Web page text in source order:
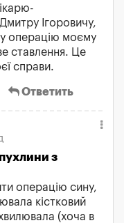
Ігоровичу,
операцію моєму
ставлення. Це
справи.
Ответить
з
операцію сину,
кістковий
(хоча в